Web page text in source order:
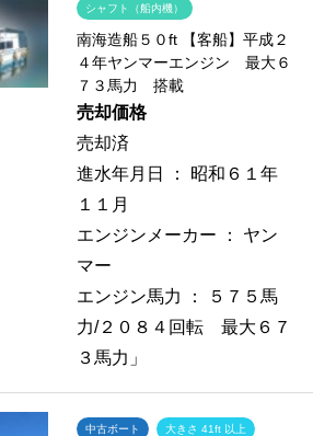
シャフト（船内機）
南海造船５０ft 【客船】平成２
４年ヤンマーエンジン 最大６
７３馬力 搭載
売却価格
売却済
進水年月日 ： 昭和６１年
１１月
エンジンメーカー ： ヤン
マー
エンジン馬力 ：
５７５馬
力/２０８４回転 最大６７
３馬力」
中古ボート 大きさ 41ft 以上